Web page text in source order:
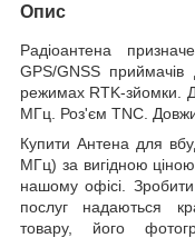
Опис
Радіоантена
GPS/GNSS
режимах RTK-зйомки.
МГц. Роз'єм TNC.
Купити Антена для
МГц) за вигідною
нашому офісі.
послуг надаються
товару, його